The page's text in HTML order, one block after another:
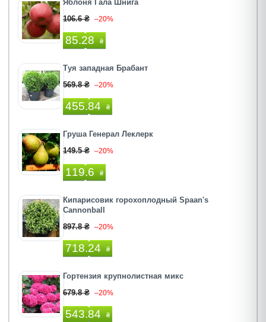
Яблоня Гала Шнига
106.6 ₴ –20%
85.28 ₴
Туя западная Брабант
569.8 ₴ –20%
455.84 ₴
Груша Генерал Леклерк
149.5 ₴ –20%
119.6 ₴
Кипарисовик горохоплодный Spaan's
Cannonball
897.8 ₴ –20%
718.24 ₴
Гортензия крупнолистная микс
679.8 ₴ –20%
543.84 ₴